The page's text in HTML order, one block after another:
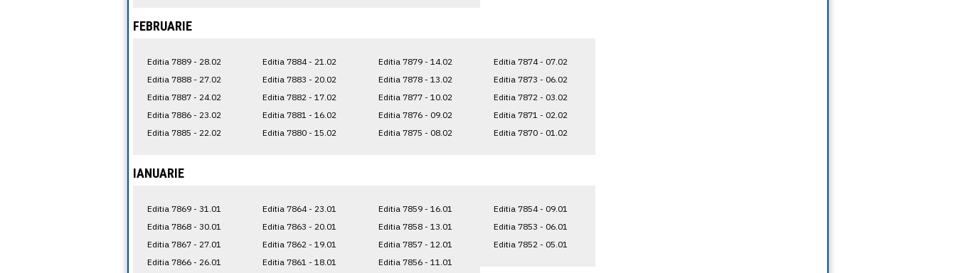
FEBRUARIE
Editia 7889 - 28.02
Editia 7888 - 27.02
Editia 7887 - 24.02
Editia 7886 - 23.02
Editia 7885 - 22.02
Editia 7884 - 21.02
Editia 7883 - 20.02
Editia 7882 - 17.02
Editia 7881 - 16.02
Editia 7880 - 15.02
Editia 7879 - 14.02
Editia 7878 - 13.02
Editia 7877 - 10.02
Editia 7876 - 09.02
Editia 7875 - 08.02
Editia 7874 - 07.02
Editia 7873 - 06.02
Editia 7872 - 03.02
Editia 7871 - 02.02
Editia 7870 - 01.02
IANUARIE
Editia 7869 - 31.01
Editia 7868 - 30.01
Editia 7867 - 27.01
Editia 7866 - 26.01
Editia 7864 - 23.01
Editia 7863 - 20.01
Editia 7862 - 19.01
Editia 7861 - 18.01
Editia 7859 - 16.01
Editia 7858 - 13.01
Editia 7857 - 12.01
Editia 7856 - 11.01
Editia 7854 - 09.01
Editia 7853 - 06.01
Editia 7852 - 05.01